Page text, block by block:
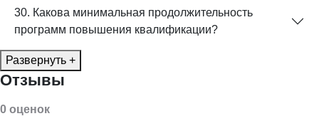
30. Какова минимальная продолжительность
программ повышения квалификации?
Развернуть +
Отзывы
0 оценок